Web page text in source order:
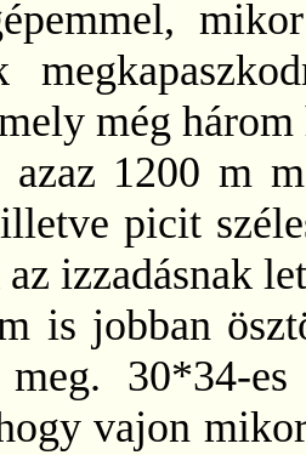
még
1200 m
picit
izzadásnak
is jobban
30*34-es
vajon